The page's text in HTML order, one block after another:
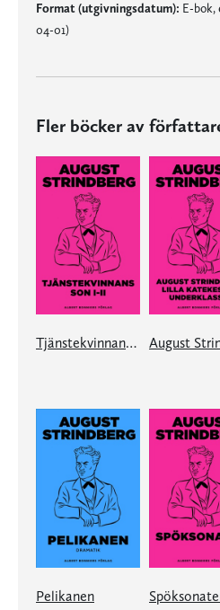
Format (utgivningsdatum): E-bok,
04-01)
Fler böcker av
Tjänstekvinnans son 1-2
Pelikanen